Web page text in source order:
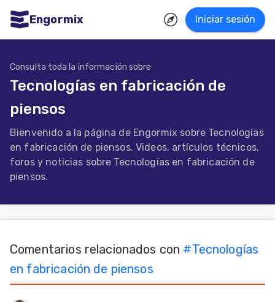
Engormix Iniciar sesión
Agricultura
Balanceados
Piensos
Avicultura
Ganadería
Micotoxinas
Porcicultura
Consulta toda la información sobre
Tecnologías en fabricación de
piensos
Bienvenido a la página de Engormix sobre Tecnologías
en fabricación de piensos. Videos, artículos técnicos,
foros y noticias sobre Tecnologías en fabricación de
piensos.
Comentarios relacionados con #Tecnologías
en fabricación de piensos